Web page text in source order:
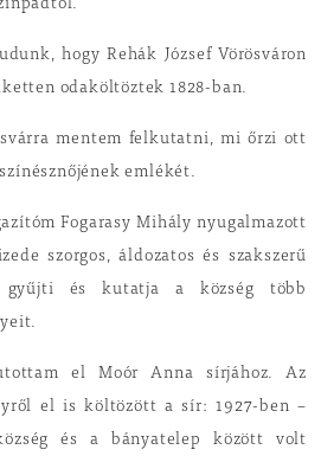
hogy Rehák József Vörösváron
odaköltöztek 1828-ban.
mentem felkutatni, mi őrzi ott
emlékét.
Fogarasy Mihály nyugalmazott
szorgos, áldozatos és szakszerű
gyűjti és kutatja a község több
el Moór Anna sírjához. Az
el is költözött a sír: 1927-ben –
és a bányatelep között volt